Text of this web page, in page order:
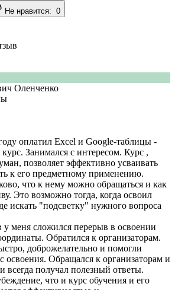
Не нравится: 0
Оленченко
оплатил Excel и Google-таблицы -
Занимался с интересом. Курс ,
позволяет эффективно усваивать
к его предметному применению.
что к нему можно обращаться и как
Это возможно тогда, когда освоил
искать "подсветку" нужного вопроса
у меня сложился перерыв в освоении
Обратился к организаторам.
доброжелательно и помогли
освоения. Обращался к организаторам и
всегда получал полезный ответы.
что и курс обучения и его